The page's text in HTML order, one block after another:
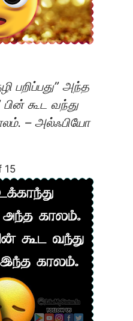
பறிப்பது” அந்த
பின் கூட வந்து
– அல்ஃபியோ
15